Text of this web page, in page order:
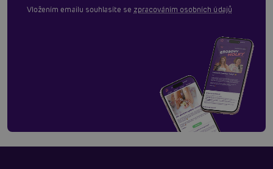
Vložením emailu souhlasíte se zpracováním osobních údajů